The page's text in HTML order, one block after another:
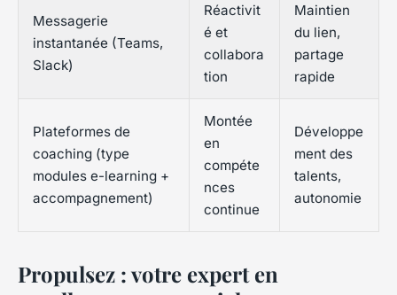
Messagerie
instantanée (Teams,
Slack)
Réactivit
é et
collabora
tion
Maintien
du lien,
partage
rapide
Plateformes de
coaching (type
modules e-learning +
accompagnement)
Montée
en
compéte
nces
continue
Développe
ment des
talents,
autonomie
Propulsez : votre expert en